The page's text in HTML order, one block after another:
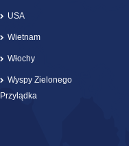
USA
Wietnam
Włochy
Wyspy Zielonego
Przylądka